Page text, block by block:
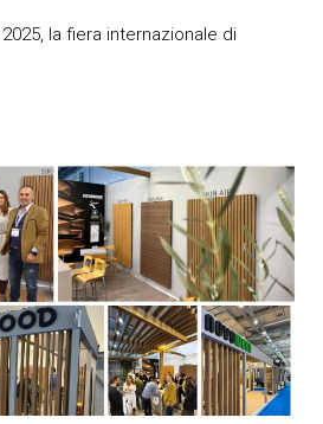
la fiera internazionale di